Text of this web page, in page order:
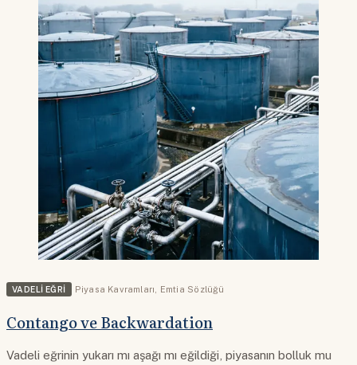
VADELI EĞRI Piyasa Kavramları Emtia Sözlüğü
Contango ve Backwardation
Vadeli eğrinin yukarı mı aşağı mı eğildiği, piyasanın bolluk mu